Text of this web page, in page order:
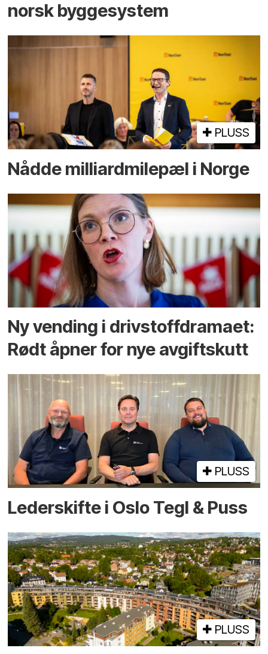
norsk bygge­system
PLUSS
Nådde milliard­­milepæl i Norge
Ny vending i drivstoffdramaet:
Rødt åpner for nye avgiftskutt
PLUSS
Lederskifte i Oslo Tegl & Puss
PLUSS